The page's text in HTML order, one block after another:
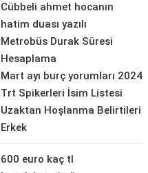
Cübbeli ahmet hocanın
hatim duası yazılı
Metrobüs Durak Süresi
Hesaplama
Mart ayı burç yorumları 2024
Trt Spikerleri İsim Listesi
Uzaktan Hoşlanma Belirtileri
Erkek
600 euro kaç tl